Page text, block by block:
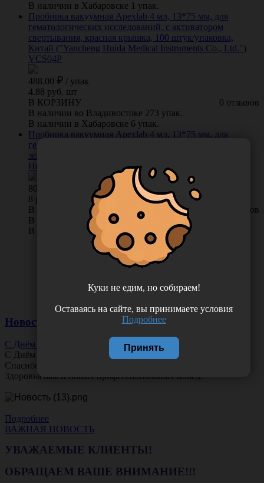
В наличии в Хабаровске 1 упак.
Пробирка вакуумная Apexlab 4 мл, 13*75 мм, для
гематологических исследований, с активатором
свертывания, красная крышка, 100 штук/упаковка,
Китай ("Yancheng Huida Medical Instruments Co., Ltd.")
VCS04P
488.00 / упак
4.88 руб. шт
0 отзывов
В КОРЗИНУ
В наличии во Владивостоке 273 упак.
В наличии в Хабаровске 6 упак.
Пробирка вакуумная Apexlab 4 мл, 13*75 мм, для
гематологических исследований, с литий-гепарином,
зеленая крышка, 100 штук/упаковка, Китай ("Yancheng
Huida Medical Instruments Co., Ltd.") HV0091
800.00
8 руб. шт
0 отзывов
В КОРЗИНУ
В наличии во Владивостоке 12 упак.
В наличии в Хабаровске 11 упак.
Новости
С Днём Офтальмолога!
С Днём
Спасибо за ясное зрение и заботу о пациентах.
Здоровья вам и новых профессиональных побед!
Подробнее
ВАЖНАЯ НОВОСТЬ
УВАЖАЕМЫЕ КЛИЕНТЫ!
ОБРАЩАЕМ ВАШЕ ВНИМАНИЕ!!!
Куки не едим, но собираем!
Оставаясь на сайте, вы принимаете условия
Подробнее
Принять